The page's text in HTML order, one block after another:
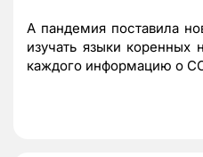
А пандемия поставила
изучать языки коренных
каждого информацию о